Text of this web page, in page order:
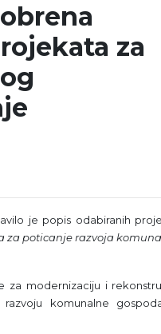
za
je popis odabiranih
za poticanje razvoja
za modernizaciju i
komunalne